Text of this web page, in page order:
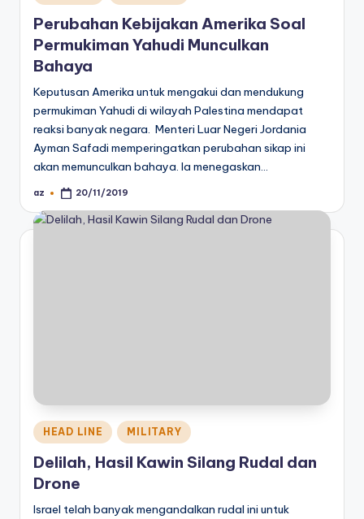
in
Perubahan Kebijakan Amerika Soal
Permukiman Yahudi Munculkan
Bahaya
Keputusan Amerika untuk mengakui dan mendukung
permukiman Yahudi di wilayah Palestina mendapat
reaksi banyak negara. Menteri Luar Negeri Jordania
Ayman Safadi memperingatkan perubahan sikap ini
akan memunculkan bahaya. Ia menegaskan…
Posted
az 20/11/2019
Posted
in
HEAD LINE MILITARY
Delilah, Hasil Kawin Silang Rudal dan
Drone
Israel telah banyak mengandalkan rudal ini untuk